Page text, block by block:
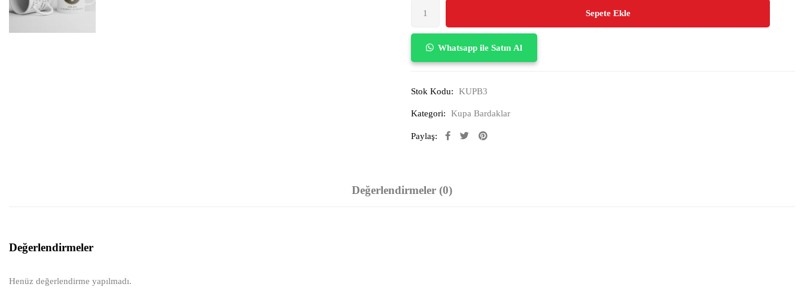
Sepete Ekle
Whatsapp ile Satın Al
Stok Kodu: KUPB3
Kategori: Kupa Bardaklar
Paylaş:
Değerlendirmeler (0)
Değerlendirmeler
Henüz değerlendirme yapılmadı.